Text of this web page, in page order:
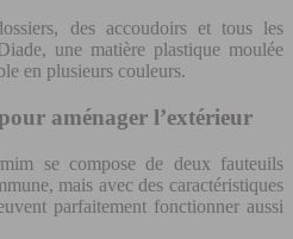
des accoudoirs et tous les
une matière plastique moulée
en plusieurs couleurs.
aménager l’extérieur
se compose de deux fauteuils
mais avec des caractéristiques
parfaitement fonctionner aussi